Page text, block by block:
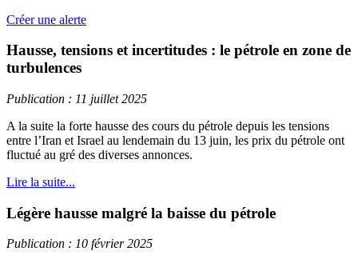
Créer une alerte
Hausse, tensions et incertitudes : le pétrole en zone de
turbulences
Publication : 11 juillet 2025
A la suite la forte hausse des cours du pétrole depuis les tensions
entre l’Iran et Israel au lendemain du 13 juin, les prix du pétrole ont
fluctué au gré des diverses annonces.
Lire la suite...
Légère hausse malgré la baisse du pétrole
Publication : 10 février 2025